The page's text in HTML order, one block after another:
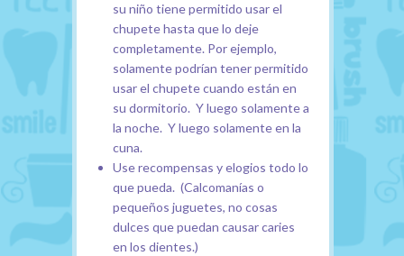
su niño tiene permitido usar el
chupete hasta que lo deje
completamente. Por ejemplo,
solamente podrían tener permitido
usar el chupete cuando están en
su dormitorio. Y luego solamente a
la noche. Y luego solamente en la
cuna.
Use recompensas y elogios todo lo
que pueda. (Calcomanías o
pequeños juguetes, no cosas
dulces que puedan causar caries
en los dientes.)